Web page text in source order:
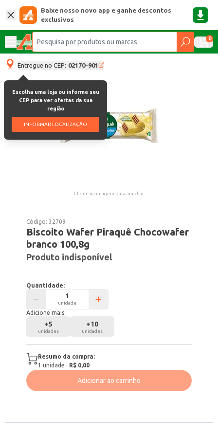
Baixe nosso novo app e ganhe descontos
exclusivos
0
Entregue no CEP: 02170-901
Escolha uma loja ou informe seu
CEP para ver ofertas da sua
região
INFORMAR LOCALIZAÇÃO
Clique na imagem para ampliar.
Código:32709
Biscoito Wafer Piraquê Chocowafer
branco 100,8g
Produto indisponível
Quantidade:
unidade
Adicione mais:
+5
unidades
+10
unidades
Resumo da compra:
1 unidade · R$ 0,00
Adicionar ao carrinho